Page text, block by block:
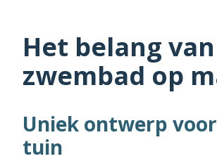
Het belang
zwembad op
Uniek ontwerp
tuin